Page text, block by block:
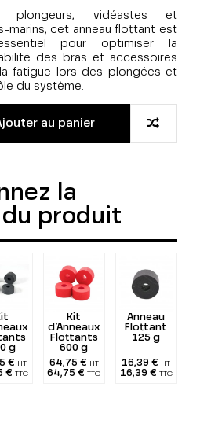
vidéastes et
marins, cet anneau flottant est
pour optimiser la
des bras et accessoires
fatigue lors des plongées et
du système.
au panier
la
produit
g
€ HT
€TTC
Kit
d’Anneaux
Flottants
600 g
64,75 € HT
64,75 €TTC
Anneau
Flottant
125 g
16,39 € HT
16,39 € TTC